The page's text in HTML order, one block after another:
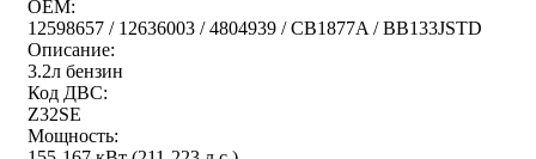
OEM:
12598657 / 12636003 / 4804939 / CB1877A / BB133JSTD
Описание:
3.2л бензин
Код ДВС:
Z32SE
Мощность: